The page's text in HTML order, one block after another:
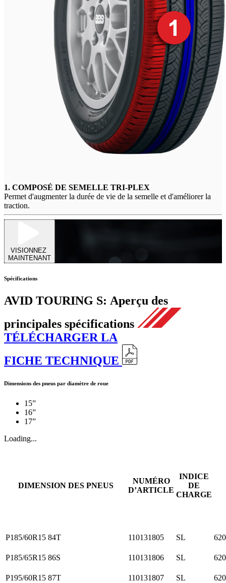
1. COMPOSÉ DE SEMELLE TRI-PLEX
Permet d'augmenter la durée de vie de la semelle et d'améliorer la
traction.
VISIONNEZ
MAINTENANT
Spécifications
AVID TOURING S: Aperçu des
principales spécifications
TÉLÉCHARGER LA
FICHE TECHNIQUE
Dimensions des pneus par diamètre de roue
15”
16”
17”
Loading...
DIMENSION DES PNEUS
NUMÉRO
D’ARTICLE
INDICE
DE
CHARGE
P185/60R15 84T 110131805 SL
P185/65R15 86S 110131806 SL
P195/60R15 87T 110131807 SL